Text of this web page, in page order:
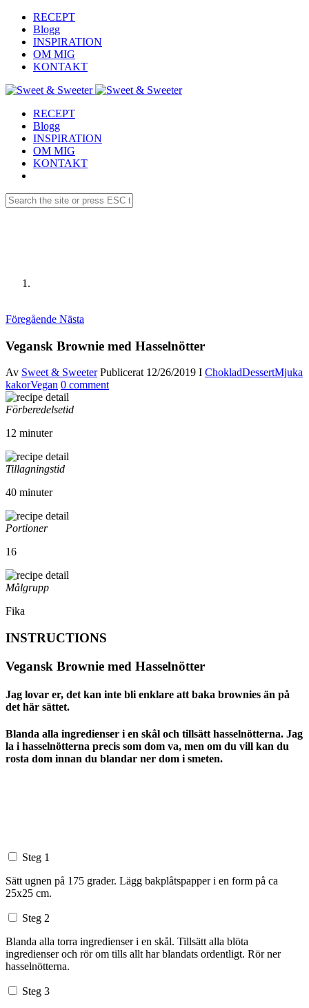
RECEPT
Blogg
INSPIRATION
OM MIG
KONTAKT
RECEPT
Blogg
INSPIRATION
OM MIG
KONTAKT
Föregående Nästa
Vegansk Brownie med Hasselnötter
Av Sweet & Sweeter Publicerat 12/26/2019 I ChokladDessertMjuka
kakorVegan 0 comment
Förberedelsetid
12 minuter
Tillagningstid
40 minuter
Portioner
16
Målgrupp
Fika
INSTRUCTIONS
Vegansk Brownie med Hasselnötter
Jag lovar er, det kan inte bli enklare att baka brownies än på
det här sättet.
Blanda alla ingredienser i en skål och tillsätt hasselnötterna. Jag
la i hasselnötterna precis som dom va, men om du vill kan du
rosta dom innan du blandar ner dom i smeten.
Steg 1
Sätt ugnen på 175 grader. Lägg bakplåtspapper i en form på ca
25x25 cm.
Steg 2
Blanda alla torra ingredienser i en skål. Tillsätt alla blöta
ingredienser och rör om tills allt har blandats ordentligt. Rör ner
hasselnötterna.
Steg 3